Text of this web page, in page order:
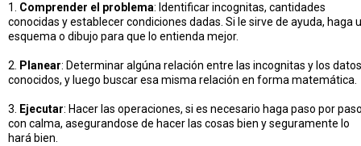
1. Comprender el problema: Identificar incognitas, cantidades
conocidas y establecer condiciones dadas. Si le sirve de ayuda, haga
esquema o dibujo para que lo entienda mejor.
2. Planear: Determinar algúna relación entre las incognitas y los datos
conocidos, y luego buscar esa misma relación en forma matemática.
3. Ejecutar: Hacer las operaciones, si es necesario haga paso por
con calma, asegurandose de hacer las cosas bien y seguramente lo
hará bien.